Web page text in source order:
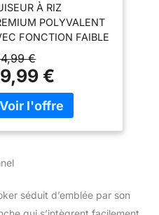
Low-
volume de 3
modes,
différé,
au chaud,
en
passe
lave-vaisselle
À RIZ
POLYVALENT
FONCTION FAIBLE
SUCRES - qui permet
séparer les glucides
à la technologie de
spéciale. Avec
assistant, vous
vous pouvez
sains et délicieux à
€
€
séduit d’emblée par son